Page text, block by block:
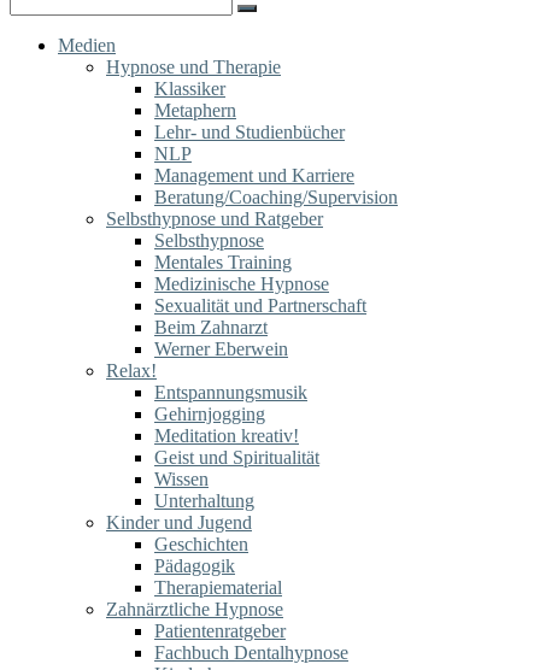
for:
Medien
Hypnose und Therapie
Klassiker
Metaphern
Lehr- und Studienbücher
NLP
Management und Karriere
Beratung/Coaching/Supervision
Selbsthypnose und Ratgeber
Selbsthypnose
Mentales Training
Medizinische Hypnose
Sexualität und Partnerschaft
Beim Zahnarzt
Werner Eberwein
Relax!
Entspannungsmusik
Gehirnjogging
Meditation kreativ!
Geist und Spiritualität
Wissen
Unterhaltung
Kinder und Jugend
Geschichten
Pädagogik
Therapiematerial
Zahnärztliche Hypnose
Patientenratgeber
Fachbuch Dentalhypnose